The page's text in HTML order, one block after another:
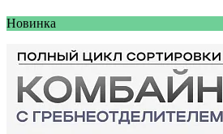
Новинкa